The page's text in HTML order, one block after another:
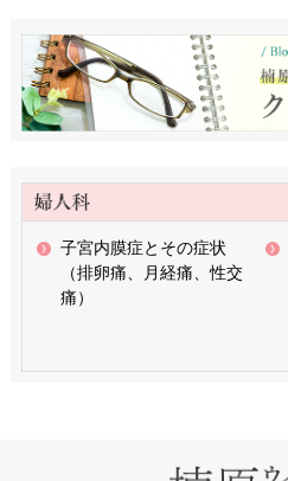
子宮内膜症とその症状
（排卵痛、月経痛、性交
痛）